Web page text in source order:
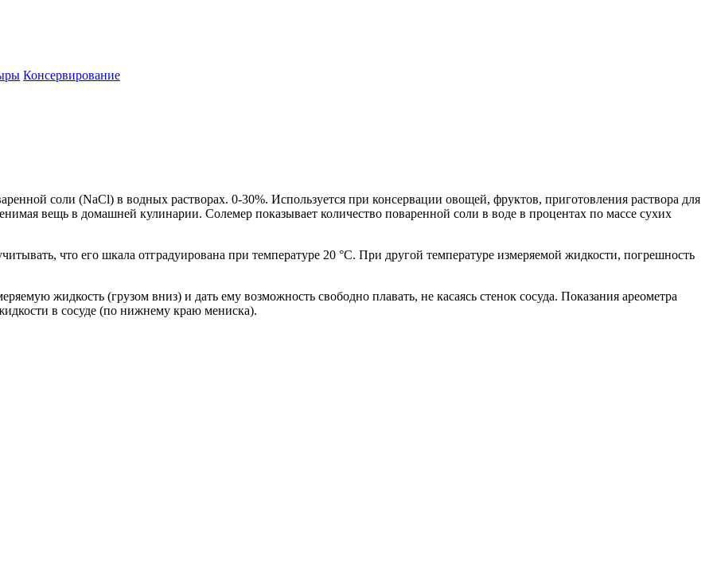
Консервирование
соли (NaCl) в водных растворах. 0-30%. Используется при консервации овощей, фруктов, приготовления раствора для
вещь в домашней кулинарии. Солемер показывает количество поваренной соли в воде в процентах по массе сухих
что его шкала отградуирована при температуре 20 °С. При другой температуре измеряемой жидкости, погрешность
жидкость (грузом вниз) и дать ему возможность свободно плавать, не касаясь стенок сосуда. Показания ареометра
в сосуде (по нижнему краю мениска).